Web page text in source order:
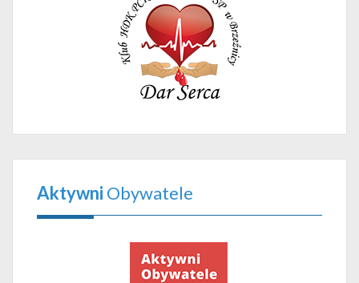
Aktywni Obywatele